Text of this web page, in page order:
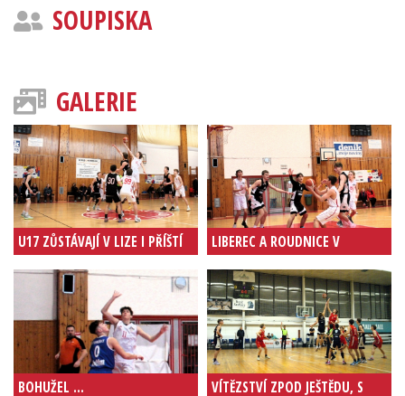
SOUPISKA
GALERIE
U17 ZŮSTÁVAJÍ V LIZE I PŘÍŠTÍ
SEZÓNU
LIBEREC A ROUDNICE V
KLATOVECH
BOHUŽEL ...
VÍTĚZSTVÍ ZPOD JEŠTĚDU, S